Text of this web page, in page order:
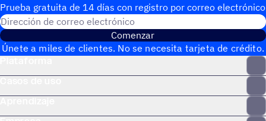
Prueba gratuita de 14 días con regis­tro por correo electrónico
Dirección de correo electrónico
Comenzar
Únete a miles de clientes. No se necesita tarjeta de crédito.